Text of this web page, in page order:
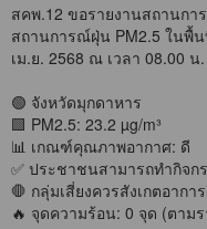
สคพ.12 ขอรายงานสถานก
สถานการณ์ฝุ่น PM2.5 ในพื้
เม.ย. 2568 ณ เวลา 08.00 น.
🟢 จังหวัดมุกดาหาร
🟩 PM2.5: 23.2 µg/m³
📊 เกณฑ์คุณภาพอากาศ: ดี
✅ ประชาชนสามารถทำกิจก
🛑 กลุ่มเสี่ยงควรสังเกตอาก
🔥 จุดความร้อน: 0 จุด (ตาม